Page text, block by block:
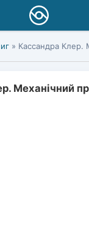
» Кассандра Клер.
Механічний